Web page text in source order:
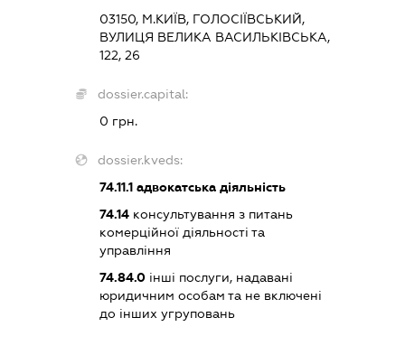
03150, М.КИЇВ, ГОЛОСІЇВСЬКИЙ,
ВУЛИЦЯ ВЕЛИКА ВАСИЛЬКІВСЬКА,
122, 26
dossier.capital:
0 грн.
dossier.kveds:
74.11.1адвокатська діяльність
74.14консультування з питань
комерційної діяльності та
управління
74.84.0інші послуги, надавані
юридичним особам та не включені
до інших угруповань